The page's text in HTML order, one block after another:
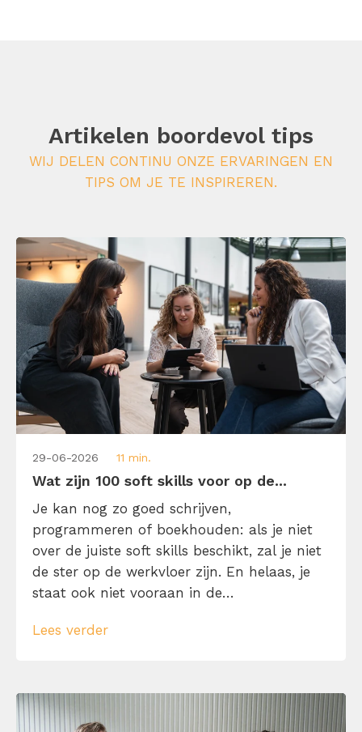
Artikelen boordevol tips
WIJ DELEN CONTINU ONZE ERVARINGEN EN
TIPS OM JE TE INSPIREREN.
29-06-2026 11 min.
Wat zijn 100 soft skills voor op de...
Je kan nog zo goed schrijven,
programmeren of boekhouden: als je niet
over de juiste soft skills beschikt, zal je niet
de ster op de werkvloer zijn. En helaas, je
staat ook niet vooraan in de
onderwerp te duiken. Want eh… wat zijn
Lees verder